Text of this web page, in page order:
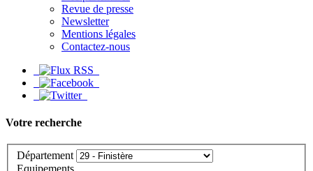
Revue de presse
Newsletter
Mentions légales
Contactez-nous
Votre recherche
Département
Equipements